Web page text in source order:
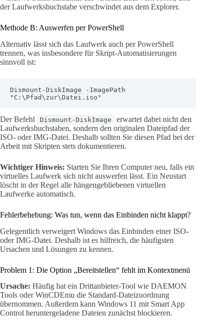
der Laufwerksbuchstabe verschwindet aus dem Explorer.
Methode B: Auswerfen per PowerShell
Alternativ lässt sich das Laufwerk auch per PowerShell
trennen, was insbesondere für Skript-Automatisierungen
sinnvoll ist:
Dismount-DiskImage -ImagePath
"C:\Pfad\zur\Datei.iso"
Der Befehl Dismount-DiskImage
erwartet dabei nicht den
Laufwerksbuchstaben, sondern den originalen Dateipfad der
ISO- oder IMG-Datei. Deshalb sollten Sie diesen Pfad bei der
Arbeit mit Skripten stets dokumentieren.
Wichtiger Hinweis: Starten Sie Ihren Computer neu, falls ein
virtuelles Laufwerk sich nicht auswerfen lässt. Ein Neustart
löscht in der Regel alle hängengebliebenen virtuellen
Laufwerke automatisch.
Fehlerbehebung: Was tun, wenn das Einbinden nicht klappt?
Gelegentlich verweigert Windows das Einbinden einer ISO-
oder IMG-Datei. Deshalb ist es hilfreich, die häufigsten
Ursachen und Lösungen zu kennen.
Problem 1: Die Option „Bereitstellen“ fehlt im Kontextmenü
Ursache: Häufig hat ein Drittanbieter-Tool wie DAEMON
Tools oder WinCDEmu die Standard-Dateizuordnung
übernommen. Außerdem kann Windows 11 mit Smart App
Control heruntergeladene Dateien zunächst blockieren.